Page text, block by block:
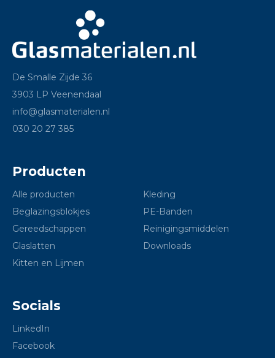
De Smalle Zijde 36
3903 LP Veenendaal
info@glasmaterialen.nl
030 20 27 385
Producten
Alle producten
Beglazingsblokjes
Gereedschappen
Glaslatten
Kitten en Lijmen
Kleding
PE-Banden
Reinigingsmiddelen
Downloads
Socials
LinkedIn
Facebook